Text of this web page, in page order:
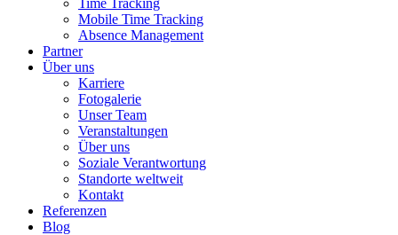
Mobile Time Tracking
Absence Management
Partner
Über uns
Karriere
Fotogalerie
Unser Team
Veranstaltungen
Über uns
Soziale Verantwortung
Standorte weltweit
Kontakt
Referenzen
Blog